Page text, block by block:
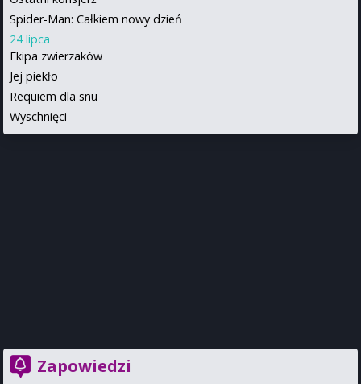
Spider-Man: Całkiem nowy dzień
24 lipca
Ekipa zwierzaków
Jej piekło
Requiem dla snu
Wyschnięci
Zapowiedzi